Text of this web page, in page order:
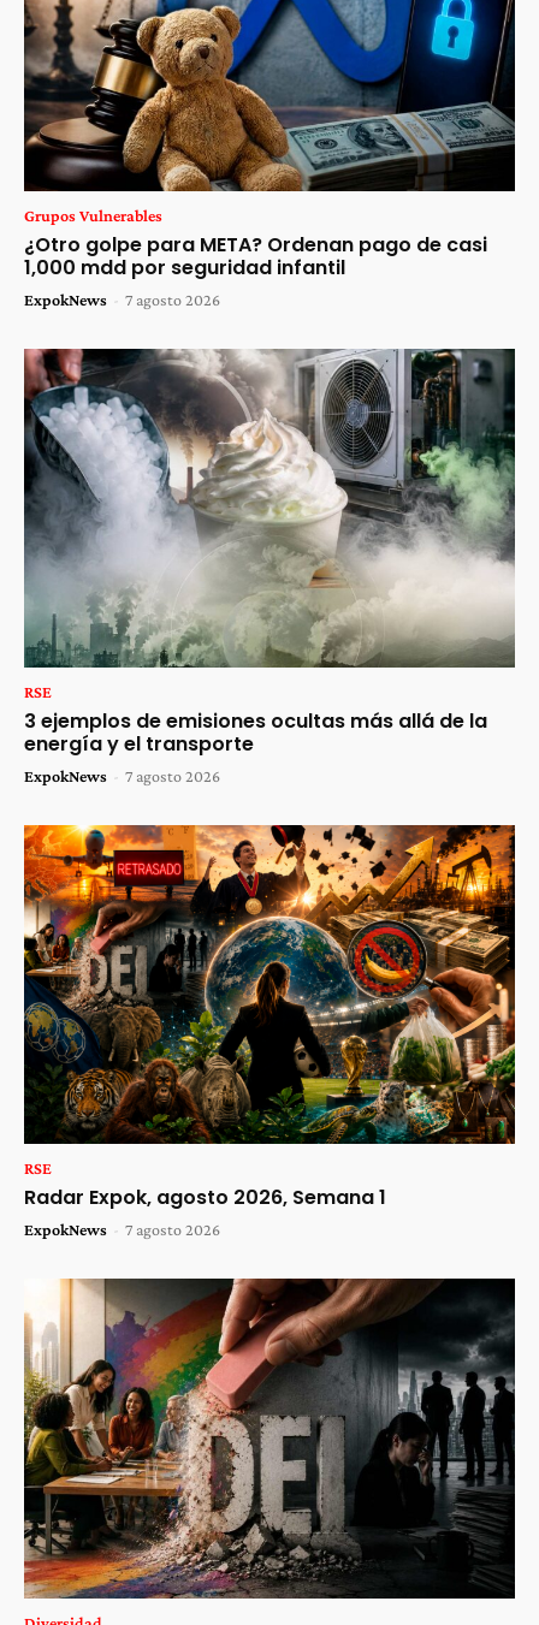
Grupos Vulnerables
¿Otro golpe para META? Ordenan pago de casi
1,000 mdd por seguridad infantil
ExpokNews - 7 agosto 2026
RSE
3 ejemplos de emisiones ocultas más allá de la
energía y el transporte
ExpokNews - 7 agosto 2026
RSE
Radar Expok, agosto 2026, Semana 1
ExpokNews - 7 agosto 2026